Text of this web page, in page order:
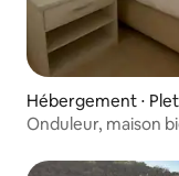
Hébergement ⋅
Onduleur, maison